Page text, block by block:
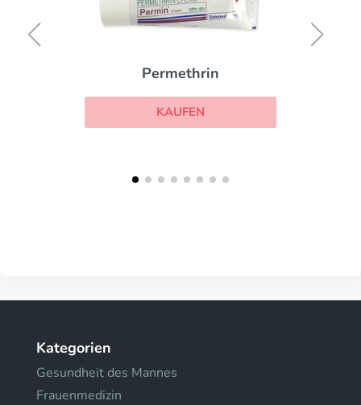
Permethrin
KAUFEN
Kategorien
Gesundheit des Mannes
Frauenmedizin